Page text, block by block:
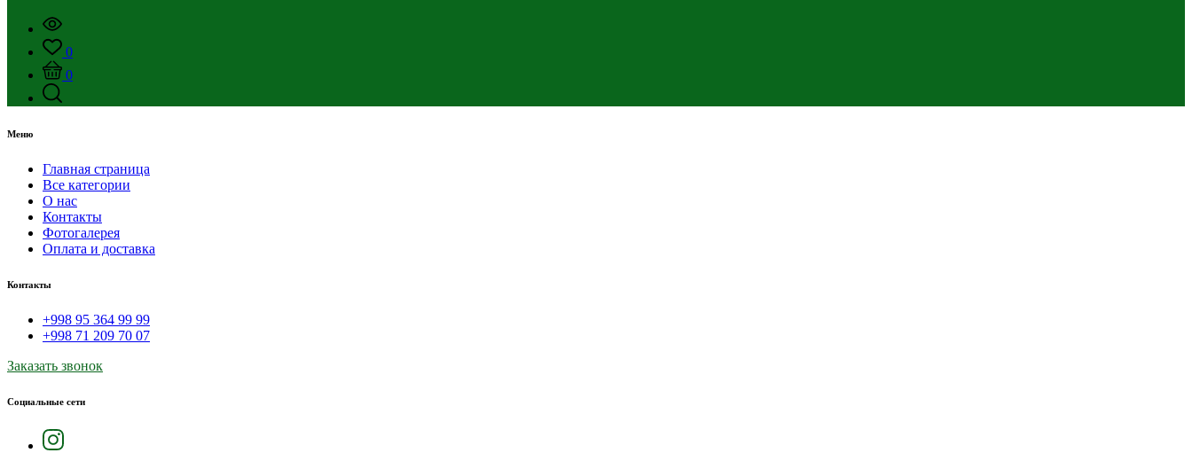
0
0
Меню
Главная страница
Все категории
О нас
Контакты
Фотогалерея
Оплата и доставка
Контакты
+998 95 364 99 99
+998 71 209 70 07
Заказать звонок
Социальные сети